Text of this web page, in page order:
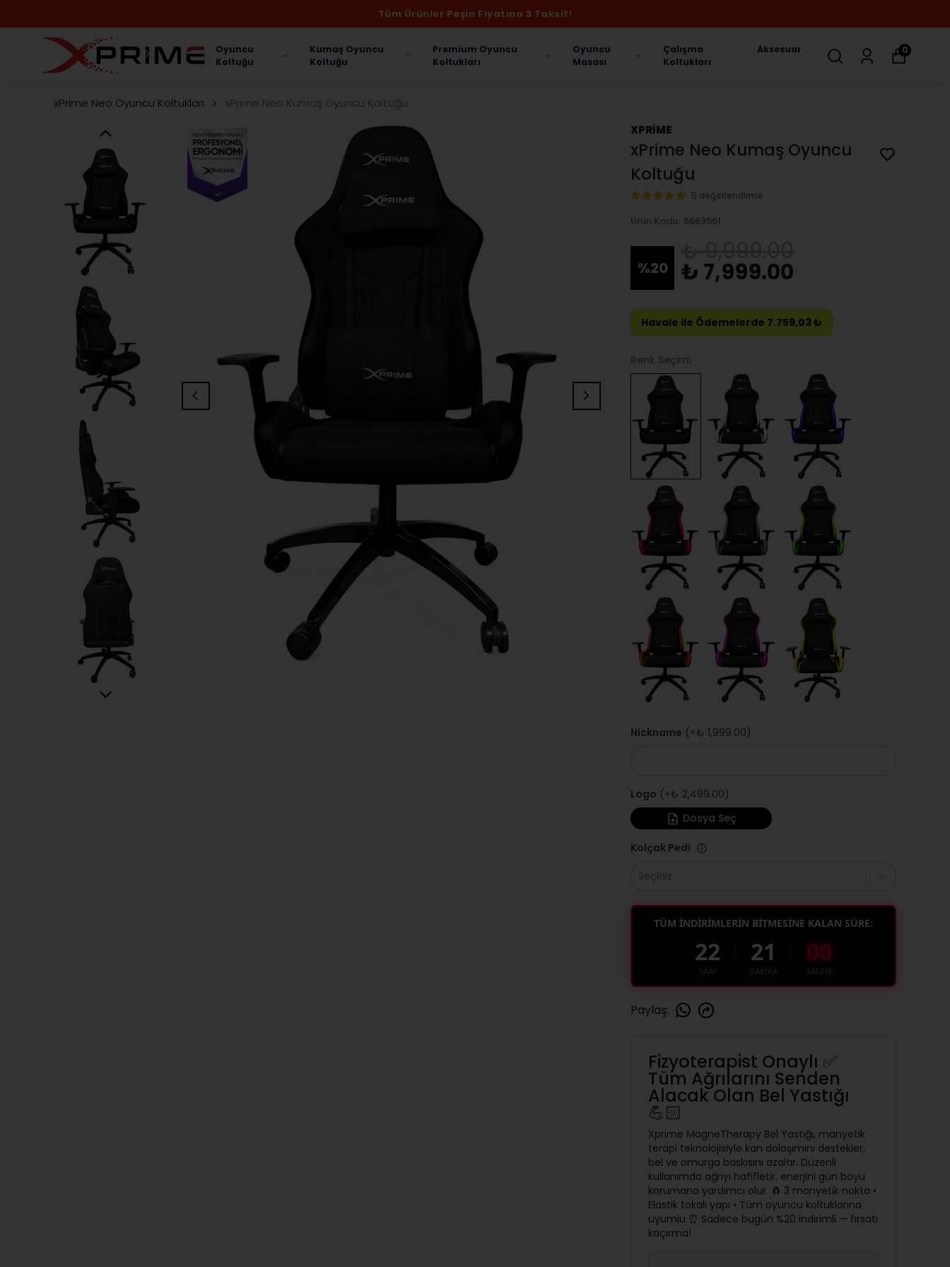
Tüm Ürünler Peşin Fiyatına 3 Taksit!
Oyuncu
Koltuğu
Kumaş Oyuncu
Koltuğu
Premium Oyuncu
Koltukları
Oyuncu
Masası
Çalışma
Koltukları
Aksesuar 0
xPrime Neo Oyuncu Koltukları
xPrime Neo Kumaş Oyuncu Koltuğu
XPRİME
xPrime Neo Kumaş Oyuncu
Koltuğu
5 değerlendirme
Ürün Kodu: 6663561
%20 ₺ 7,999.00
Havale ile Ödemelerde 7.759,03 ₺
Renk Seçimi
Nickname (+₺ 1,999.00)
Logo (+₺ 2,499.00)
Dosya Seç
Kolçak Pedi
Seçiniz
TÜM İNDİRİMLERİN BİTMESİNE KALAN SÜRE:
22
SAAT
20
DAKİKA
59
SANİYE
Paylaş:
Fizyoterapist Onaylı ✅
Tüm Ağrılarını Senden
Alacak Olan Bel Yastığı
💪🏻
Xprime MagneTherapy Bel Yastığı, manyetik
terapi teknolojisiyle kan dolaşımını destekler,
bel ve omurga baskısını azaltır. Düzenli
kullanımda ağrıyı hafifletir, enerjini gün boyu
korumana yardımcı olur. 🧲 3 manyetik nokta •
Elastik tokalı yapı • Tüm oyuncu koltuklarına
uyumlu ⏰ Sadece bugün %20 indirimli — fırsatı
kaçırma!